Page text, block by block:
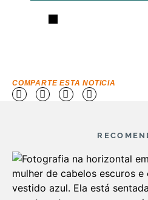
COMPARTE ESTA NOTICIA